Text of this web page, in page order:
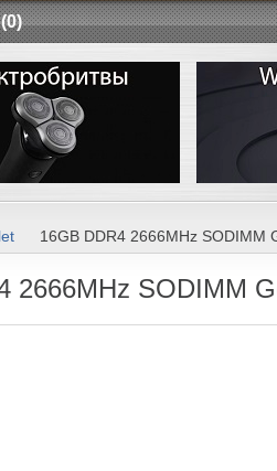
(0)
16GB DDR4 2666MHz SODIMM
2666MHz SODIMM